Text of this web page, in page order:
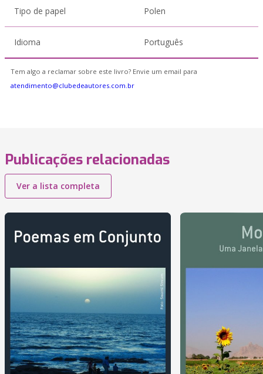
Tipo de papel Polen
Idioma Português
Tem algo a reclamar sobre este livro? Envie um email para
atendimento@clubedeautores.com.br
Publicações relacionadas
Ver a lista completa